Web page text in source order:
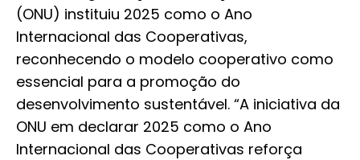
(ONU) instituiu 2025 como o Ano
Internacional das Cooperativas,
reconhecendo o modelo cooperativo como
essencial para a promoção do
desenvolvimento sustentável. “A iniciativa da
ONU em declarar 2025 como o Ano
Internacional das Cooperativas reforça